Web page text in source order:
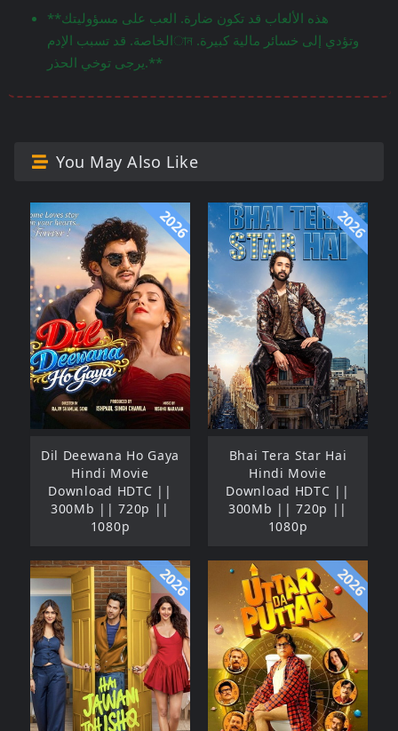
**هذه الألعاب قد تكون ضارة. العب على مسؤوليتك
الخاصة. قد تسبب الإدمান وتؤدي إلى خسائر مالية كبيرة.
يرجى توخي الحذر.**
You May Also Like
2026
Dil Deewana Ho Gaya
Hindi Movie
Download HDTC ||
300Mb || 720p ||
1080p
2026
Bhai Tera Star Hai
Hindi Movie
Download HDTC ||
300Mb || 720p ||
1080p
2026 2026